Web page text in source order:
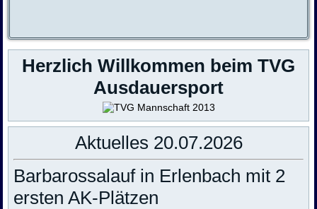
Herzlich Willkommen beim TVG
Ausdauersport
Aktuelles 20.07.2026
Barbarossalauf in Erlenbach mit 2
ersten AK-Plätzen